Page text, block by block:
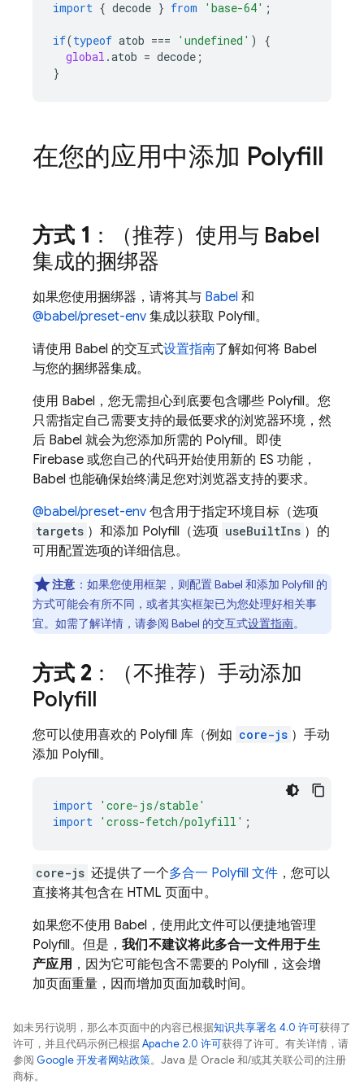
import { decode } from 'base-64' ;
if(typeof atob === 'undefined' )
{
global .atob = decode ;
}
在您的应用中添加 Polyfill
方式 1 ：（推荐） 使用与 Babel
集成的捆绑器
如果您使用捆绑器，请将其与 Babel 和
@babel/preset-env 集成以获取 Polyfill。
请使用 Babel 的交互式设置指南了解如何将 Babel
与您的捆绑器集成。
使用 Babel，您无需担心到底要包含哪些 Polyfill。您
只需指定自己需要支持的最低要求的浏览器环境，然
后 Babel 就会为您添加所需的 Polyfill。即使
Firebase 或您自己的代码开始使用新的 ES 功能，
Babel 也能确保始终满足您对浏览器支持的要求。
@babel/preset-env 包含用于指定环境目标（选项
targets ）和添加 Polyfill（选项 useBuiltIns ）的
可用配置选项的详细信息。
注意 ：如果您使用框架，则配置 Babel 和添加 Polyfill 的
方式可能会有所不同，或者其实框架已为您处理好相关事
宜。如需了解详情，请参阅 Babel 的交互式设置指南。
方式 2 ：（不推荐） 手动添加
Polyfill
您可以使用喜欢的 Polyfill 库（例如 core-js ）手动
添加 Polyfill。
import
'core-js/stable'
import
'cross-fetch/polyfill' ;
core-js 还提供了一个多合一 Polyfill 文件 ，您可以
直接将其包含在 HTML 页面中。
如果您不使用 Babel，使用此文件可以便捷地管理
Polyfill。但是， 我们不建议将此多合一文件用于生
产应用 ，因为它可能包含不需要的 Polyfill，这会增
加页面重量，因而增加页面加载时间。
如未另行说明，那么本页面中的内容已根据知识共享署名 4.0 许可获得了
许可，并且代码示例已根据Apache 2.0 许可获得了许可。有关详情，请
参阅 Google 开发者网站政策。Java 是 Oracle 和/或其关联公司的注册
商标。